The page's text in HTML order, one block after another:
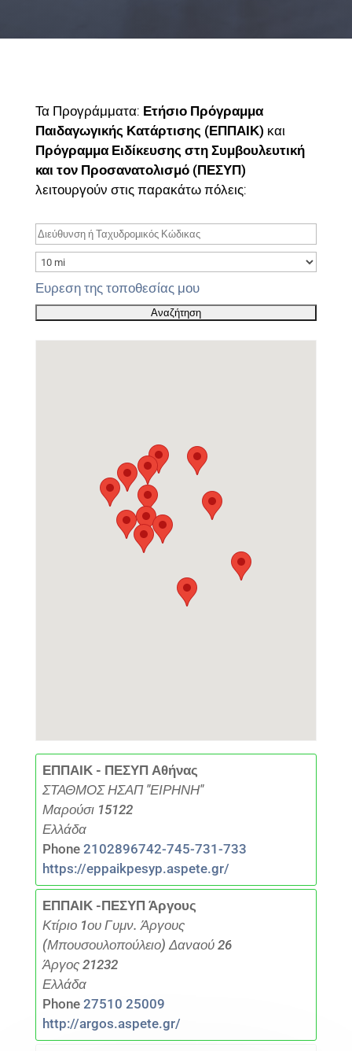
Τα Προγράμματα: Ετήσιο Πρόγραμμα
Παιδαγωγικής Κατάρτισης (ΕΠΠΑΙΚ) και
Πρόγραμμα Ειδίκευσης στη Συμβουλευτική
και τον Προσανατολισμό (ΠΕΣΥΠ)
λειτουργούν στις παρακάτω πόλεις:
Ευρεση της τοποθεσίας μου
ΕΠΠΑΙΚ - ΠΕΣΥΠ Αθήνας
ΣΤΑΘΜΟΣ ΗΣΑΠ "ΕΙΡΗΝΗ"
Μαρούσι 15122
Ελλάδα
Phone 2102896742-745-731-733
https://eppaikpesyp.aspete.gr/
ΕΠΠΑΙΚ -ΠΕΣΥΠ Άργους
Κτίριο 1ου Γυμν. Άργους
(Μπουσουλοπούλειο) Δαναού 26
Άργος 21232
Ελλάδα
Phone 27510 25009
http://argos.aspete.gr/